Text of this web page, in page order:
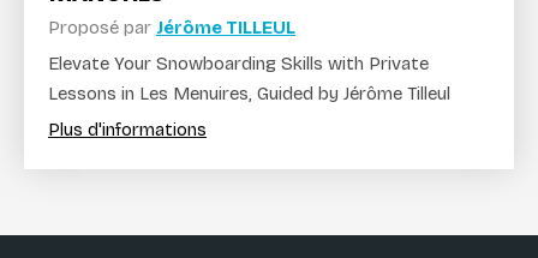
Proposé par Jérôme TILLEUL
Elevate Your Snowboarding Skills with Private
Lessons in Les Menuires, Guided by Jérôme Tilleul
Plus d'informations